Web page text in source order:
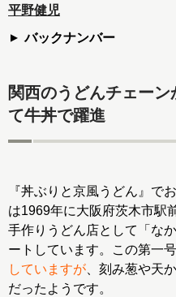
平野健児
バックナンバー
関西のうどんチェーン
て牛丼で躍進
『丼ぶりと京風うどん』で
は1969年に大阪府茨木市駅
手作りうどん店として「な
ートしています。この第一
していますが 、刻み葱や天
だったようです。